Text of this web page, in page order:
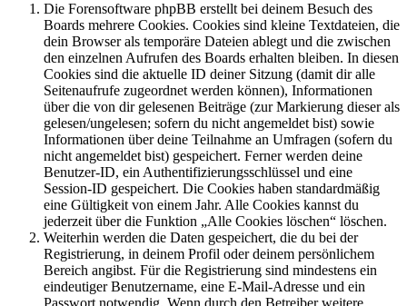
Die Forensoftware phpBB erstellt bei deinem Besuch des
Boards mehrere Cookies. Cookies sind kleine Textdateien, die
dein Browser als temporäre Dateien ablegt und die zwischen
den einzelnen Aufrufen des Boards erhalten bleiben. In diesen
Cookies sind die aktuelle ID deiner Sitzung (damit dir alle
Seitenaufrufe zugeordnet werden können), Informationen
über die von dir gelesenen Beiträge (zur Markierung dieser als
gelesen/ungelesen; sofern du nicht angemeldet bist) sowie
Informationen über deine Teilnahme an Umfragen (sofern du
nicht angemeldet bist) gespeichert. Ferner werden deine
Benutzer-ID, ein Authentifizierungsschlüssel und eine
Session-ID gespeichert. Die Cookies haben standardmäßig
eine Gültigkeit von einem Jahr. Alle Cookies kannst du
jederzeit über die Funktion „Alle Cookies löschen“ löschen.
Weiterhin werden die Daten gespeichert, die du bei der
Registrierung, in deinem Profil oder deinem persönlichem
Bereich angibst. Für die Registrierung sind mindestens ein
eindeutiger Benutzername, eine E-Mail-Adresse und ein